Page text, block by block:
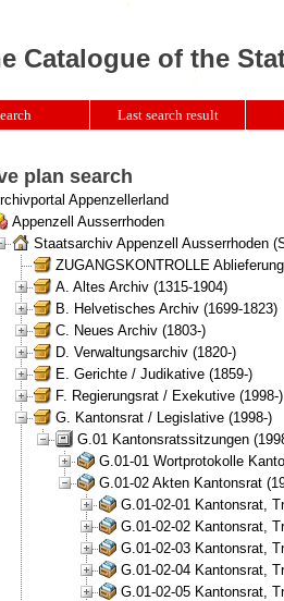
plan search
Appenzellerland
Appenzell Ausserrhoden
Staatsarchiv Appenzell Ausserrhoden
ZUGANGSKONTROLLE
A. Altes Archiv (1315-1904)
B. Helvetisches Archiv (1699-1823)
C. Neues Archiv (1803-)
D. Verwaltungsarchiv (1820-)
E. Gerichte / Judikative (1859-)
F. Regierungsrat / Exekutive (1998-)
G. Kantonsrat / Legislative (1998-)
G.01 Kantonsratssitzungen
G.01-01 Wortprotokolle
G.01-02 Akten Kantonsrat
G.01-02-01 Kantonsrat,
G.01-02-02 Kantonsrat,
G.01-02-03 Kantonsrat,
G.01-02-04 Kantonsrat,
G.01-02-05 Kantonsrat,
Catalogue of the
Last search result